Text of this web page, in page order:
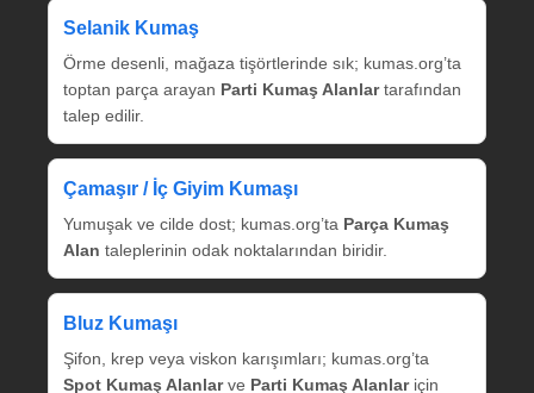
Selanik Kumaş
Örme desenli, mağaza tişörtlerinde sık; kumas.org’ta
toptan parça arayan Parti Kumaş Alanlartarafından
talep edilir.
Çamaşır / İç Giyim Kumaşı
Yumuşak ve cilde dost; kumas.org’ta Parça Kumaş
Alan taleplerinin odak noktalarından biridir.
Bluz Kumaşı
Şifon, krep veya viskon karışımları; kumas.org’ta
Spot Kumaş Alanlarve Parti Kumaş Alanlariçin